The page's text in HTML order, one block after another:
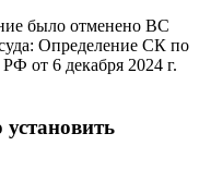
было отменено ВС
Определение СК по
от 6 декабря 2024 г.